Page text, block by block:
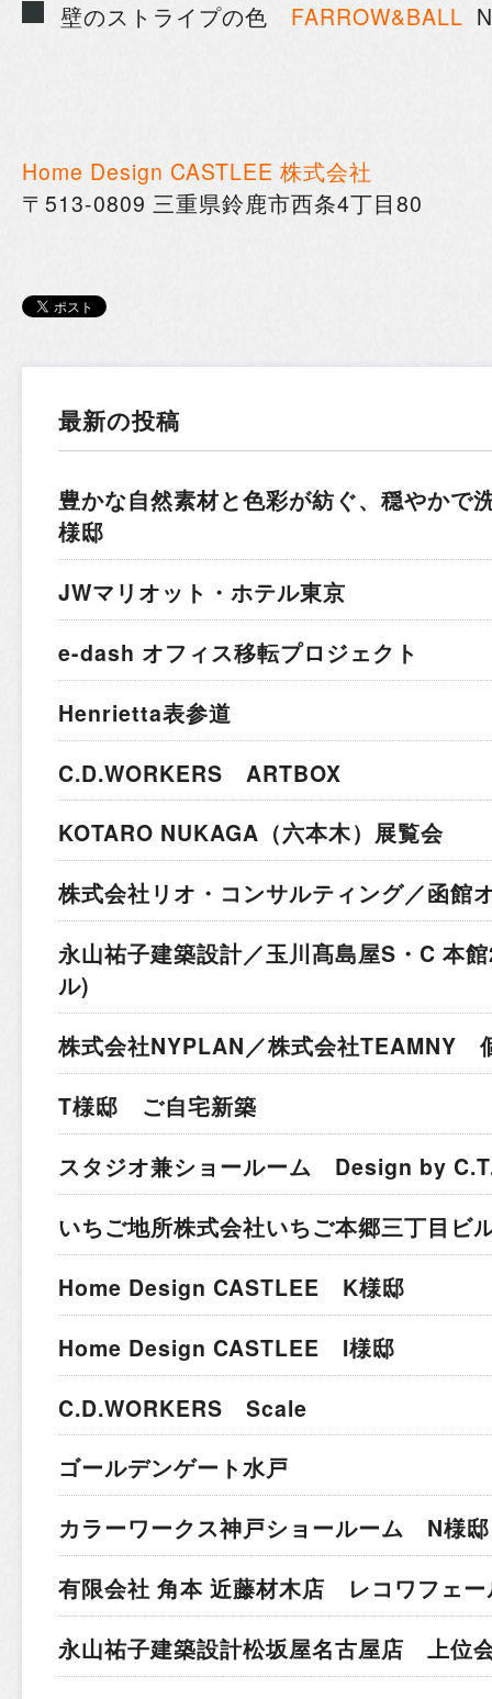
壁のストライプの色 FARROW&BALL
Home Design CASTLEE 株式会社
〒 513-0809 三重県鈴鹿市西条4丁目80
最新の投稿
豊かな自然素材と色彩が紡ぐ、穏やかで
様邸
JWマリオット・ホテル東京
e-dash オフィス移転プロジェクト
Henrietta表参道
C.D.WORKERS ARTBOX
KOTARO NUKAGA（六本木）展覧会
株式会社リオ・コンサルティング／函館
永山祐子建築設計／玉川髙島屋S・C 本
ル)
株式会社NYPLAN／株式会社TEAMNY
T様邸 ご自宅新築
スタジオ兼ショールーム Design by
いちご地所株式会社いちご本郷三丁目ビ
Home Design CASTLEE K様邸
Home Design CASTLEE I様邸
C.D.WORKERS Scale
ゴールデンゲート水戸
カラーワークス神戸ショールーム N様邸
有限会社 角本 近藤材木店 レコワフェー
永山祐子建築設計松坂屋名古屋店 上位